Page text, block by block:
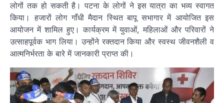
लोगों तक हो सकती है। पटना के लोगों ने इस यात्रा का भव्य स्वागत
किया। हजारों लोग गाँधी मैदान स्थित बापू सभागार में आयोजित इस
आयोजन में शामिल हुए। कार्यक्रम में युवाओं, महिलाओं और परिवारों ने
उत्साहपूर्वक भाग लिया। उन्होंने रक्तदान किया और स्वस्थ जीवनशैली व
आत्मनिर्भरता के बारे में जानकारी प्राप्त की।